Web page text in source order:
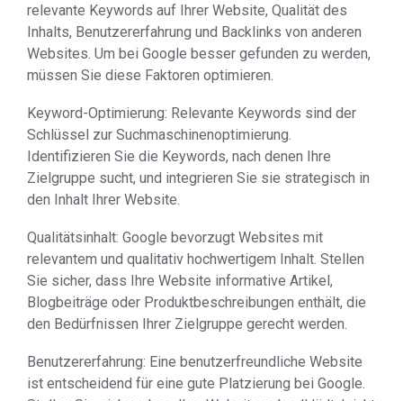
relevante Keywords auf Ihrer Website, Qualität des
Inhalts, Benutzererfahrung und Backlinks von anderen
Websites. Um bei Google besser gefunden zu werden,
müssen Sie diese Faktoren optimieren.
Keyword-Optimierung: Relevante Keywords sind der
Schlüssel zur Suchmaschinenoptimierung.
Identifizieren Sie die Keywords, nach denen Ihre
Zielgruppe sucht, und integrieren Sie sie strategisch in
den Inhalt Ihrer Website.
Qualitätsinhalt: Google bevorzugt Websites mit
relevantem und qualitativ hochwertigem Inhalt. Stellen
Sie sicher, dass Ihre Website informative Artikel,
Blogbeiträge oder Produktbeschreibungen enthält, die
den Bedürfnissen Ihrer Zielgruppe gerecht werden.
Benutzererfahrung: Eine benutzerfreundliche Website
ist entscheidend für eine gute Platzierung bei Google.